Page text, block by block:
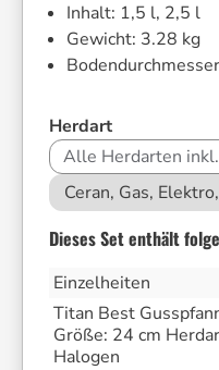
Inhalt: 1,5 l, 2,5 l
Gewicht: 3.28 kg
Herdartauswählen
Alle Herdarten
Ceran, Gas,
Dieses Set enthält
Einzelheiten
Titan Best
Größe: 24 cm
Halogen